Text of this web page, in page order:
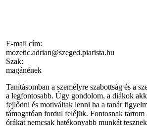
E-mail cím:
mozetic.adrian@szeged.piarista.hu
Szak:
magánének
Tanításomban a személyre szabottság és a
a legfontosabb. Úgy gondolom, a diákok
fejlődni és motiváltak lenni ha a tanár
támogatóan fordul feléjük. Fontosnak
órákat nemcsak hatékonyabb munkát